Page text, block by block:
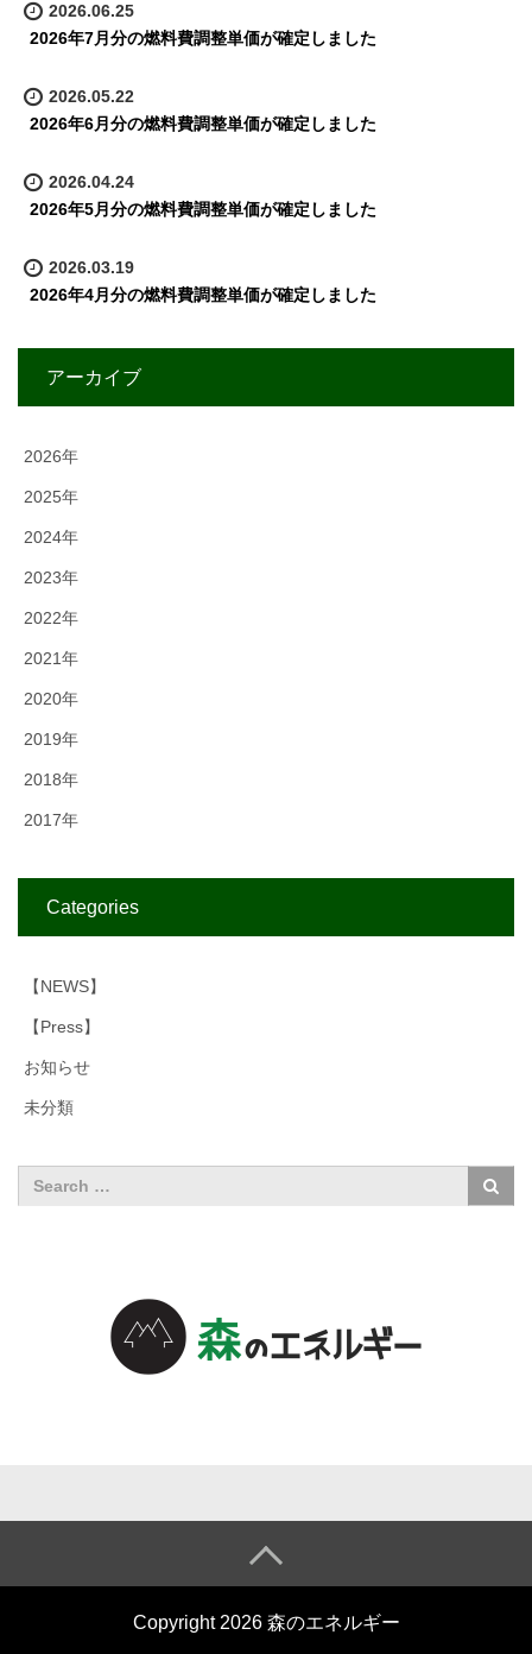
2026.06.25
2026年7月分の燃料費調整単価が確定しました
2026.05.22
2026年6月分の燃料費調整単価が確定しました
2026.04.24
2026年5月分の燃料費調整単価が確定しました
2026.03.19
2026年4月分の燃料費調整単価が確定しました
アーカイブ
2026年
2025年
2024年
2023年
2022年
2021年
2020年
2019年
2018年
2017年
Categories
【NEWS】
【Press】
お知らせ
未分類
て
Copyright 2026 森のエネルギー